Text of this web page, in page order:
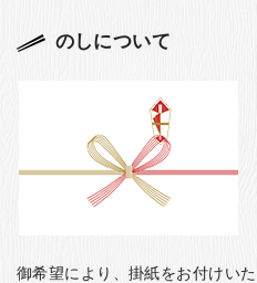
のしについて
御希望により、掛紙をお付けいた